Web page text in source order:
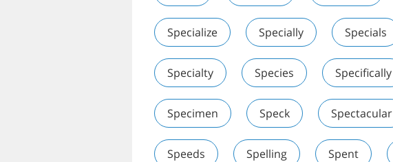
Specialize Specially Specials
Specialty Species Specifically
Specimen Speck Spectacular
Speeds Spelling Spent